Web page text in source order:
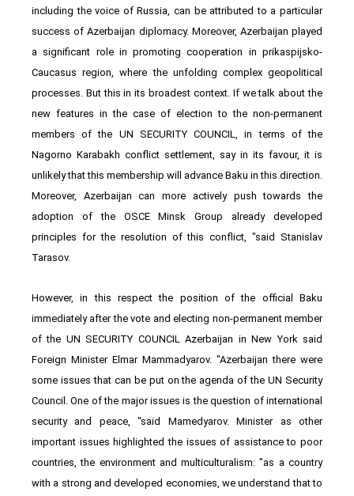
including the voice of Russia, can be attributed to a particular
success of Azerbaijan diplomacy. Moreover, Azerbaijan played
a significant role in promoting cooperation in prikaspijsko-
Caucasus region, where the unfolding complex geopolitical
processes. But this in its broadest context. If we talk about the
new features in the case of election to the non-permanent
members of the UN SECURITY COUNCIL, in terms of the
Nagorno Karabakh conflict settlement, say in its favour, it is
unlikely that this membership will advance Baku in this direction.
Moreover, Azerbaijan can more actively push towards the
adoption of the OSCE Minsk Group already developed
principles for the resolution of this conflict, "said Stanislav
Tarasov.
However, in this respect the position of the official Baku
immediately after the vote and electing non-permanent member
of the UN SECURITY COUNCIL Azerbaijan in New York said
Foreign Minister Elmar Mammadyarov. "Azerbaijan there were
some issues that can be put on the agenda of the UN Security
Council. One of the major issues is the question of international
security and peace, "said Mamedyarov. Minister as other
important issues highlighted the issues of assistance to poor
countries, the environment and multiculturalism: "as a country
with a strong and developed economies, we understand that to